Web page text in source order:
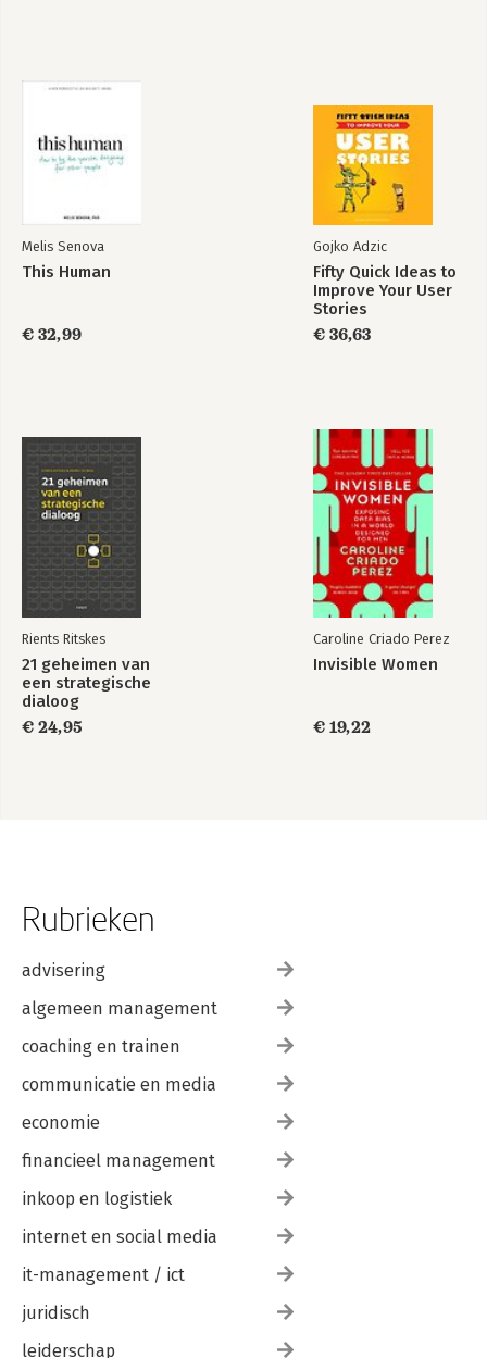
Bekijk alle boeken
3. Werkvormen bij de karakteristiek 'analytisch'
4. Werkvormen bij de karakteristiek 'besluitvormend'
5. Werkvormen bij de karakteristiek 'committerend'
Melis Senova
This Human
€ 32,99
Gojko Adzic
Fifty Quick Ideas to
Improve Your User
Stories
€ 36,63
Rients Ritskes
21 geheimen van
een strategische
dialoog
€ 24,95
Caroline Criado Perez
Invisible Women
€ 19,22
Rubrieken
advisering
algemeen management
coaching en trainen
communicatie en media
economie
financieel management
inkoop en logistiek
internet en social media
it-management / ict
juridisch
leiderschap